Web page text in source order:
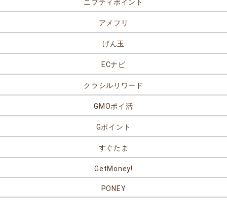
ニフティポイント
アメフリ
げん玉
ECナビ
クラシルリワード
GMOポイ活
Gポイント
すぐたま
GetMoney!
PONEY